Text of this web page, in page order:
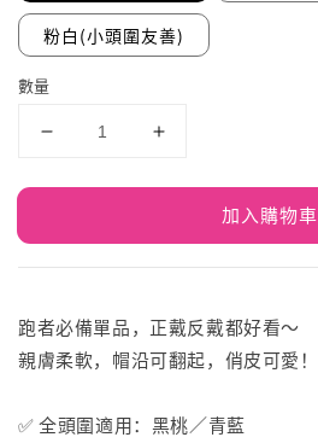
粉白(小頭圍友善)
數量
加入購物車
跑者必備單品，正戴反戴都好看～
親膚柔軟，帽沿可翻起，俏皮可愛！
✅ 全頭圍適用：黑桃／青藍